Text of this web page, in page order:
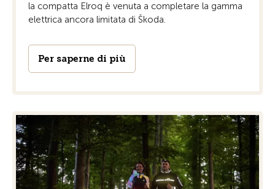
la compatta Elroq è venuta a completare la gamma
elettrica ancora limitata di Škoda.
Per saperne di più